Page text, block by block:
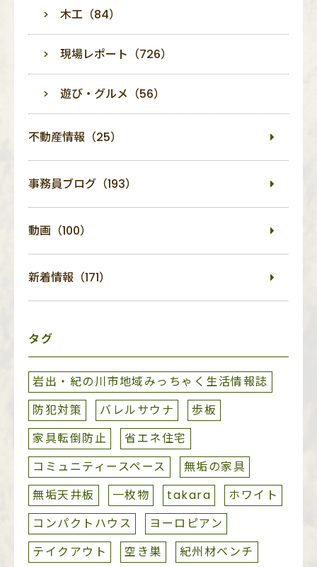
木工（84）
現場レポート（726）
遊び・グルメ（56）
不動産情報（25）
事務員ブログ（193）
動画（100）
新着情報（171）
タグ
岩出・紀の川市地域みっちゃく生活情報誌
防犯対策
バレルサウナ
歩板
家具転倒防止
省エネ住宅
コミュニティースペース
無垢の家具
無垢天井板
一枚物 takara
ホワイト
コンパクトハウス
ヨーロピアン
テイクアウト
空き巣
紀州材ベンチ